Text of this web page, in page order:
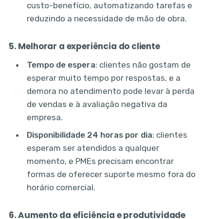
custo-benefício, automatizando tarefas e
reduzindo a necessidade de mão de obra.
5. Melhorar a experiência do cliente
Tempo de espera: clientes não gostam de
esperar muito tempo por respostas, e a
demora no atendimento pode levar à perda
de vendas e à avaliação negativa da
empresa.
Disponibilidade 24 horas por dia: clientes
esperam ser atendidos a qualquer
momento, e PMEs precisam encontrar
formas de oferecer suporte mesmo fora do
horário comercial.
6. Aumento da eficiência e produtividade